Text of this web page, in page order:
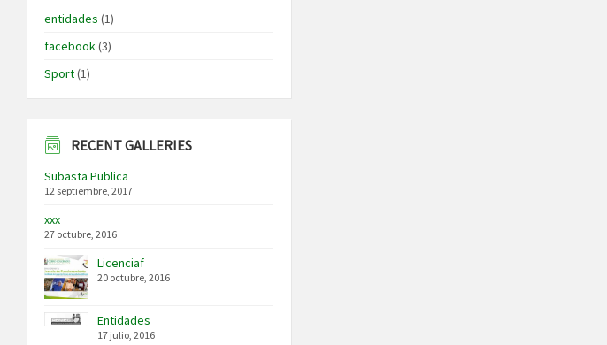
entidades (1)
facebook(3)
Sport(1)
RECENT GALLERIES
Subasta Publica
12 septiembre, 2017
xxx
27 octubre, 2016
Licenciaf
20 octubre, 2016
Entidades
17 julio, 2016